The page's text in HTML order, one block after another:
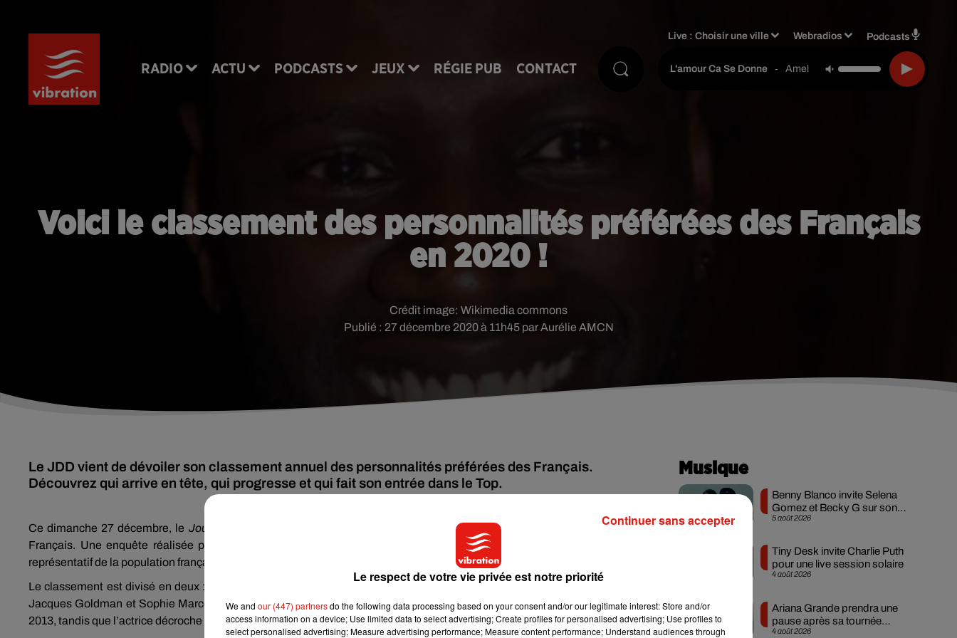
RADIO ACTU PODCASTS JEUX RÉGIE PUB CONTACT
Live :Choisir une ville Webradios Podcasts
L'amour Ca Se Donne - Amel Bent
Voici le classement des personnalités préférées des Français
en 2020 !
Publié : 27 décembre 2020 à 11h45 par Aurélie AMCN
Crédit image: Wikimedia commons
Le JDD vient de dévoiler son classement annuel des personnalités préférées des Français.
Découvrez qui arrive en tête, qui progresse et qui fait son entrée dans le Top.
Ce dimanche 27 décembre, le Journal du Dimanche
) propose son classement des 50 personnalités préférées des
Français. Une enquête réalisée par l’
en le 8 et le 11 décembre 2020 auprès d’un échantillon de 1004 personnes
représentatif de la population française âgée de plus de 15 ans.
Le classement est divisé en deux : d’un côté, le Top masculin, de l’autre, le Top féminin. Et pour cette édition 2020, Jean-
Jacques Goldman et Sophie Marceau arrivent une nouvelle fois en tête. C’est la 10e fois que le chanteur est sacré depuis
2013, tandis que l’actrice décroche là son deuxième sacre consécutif.
Musique
5 août 2026
Benny Blanco invite Selena
Gomez et Becky G sur son
nouveau single
4 août 2026
Tiny Desk invite Charlie Puth
pour une live session solaire
4 août 2026
Ariana Grande prendra une
pause après sa tournée
mondiale
Le respect de votre vie privée est notre priorité
We and our (447) partnersdo the following data processing based on your consent and/or our legitimate interest: Store and/or
access information on a device; Use limited data to select advertising; Create profiles for personalised advertising; Use profiles to
select personalised advertising; Measure advertising performance; Measure content performance; Understand audiences through
Continuer sans accepter